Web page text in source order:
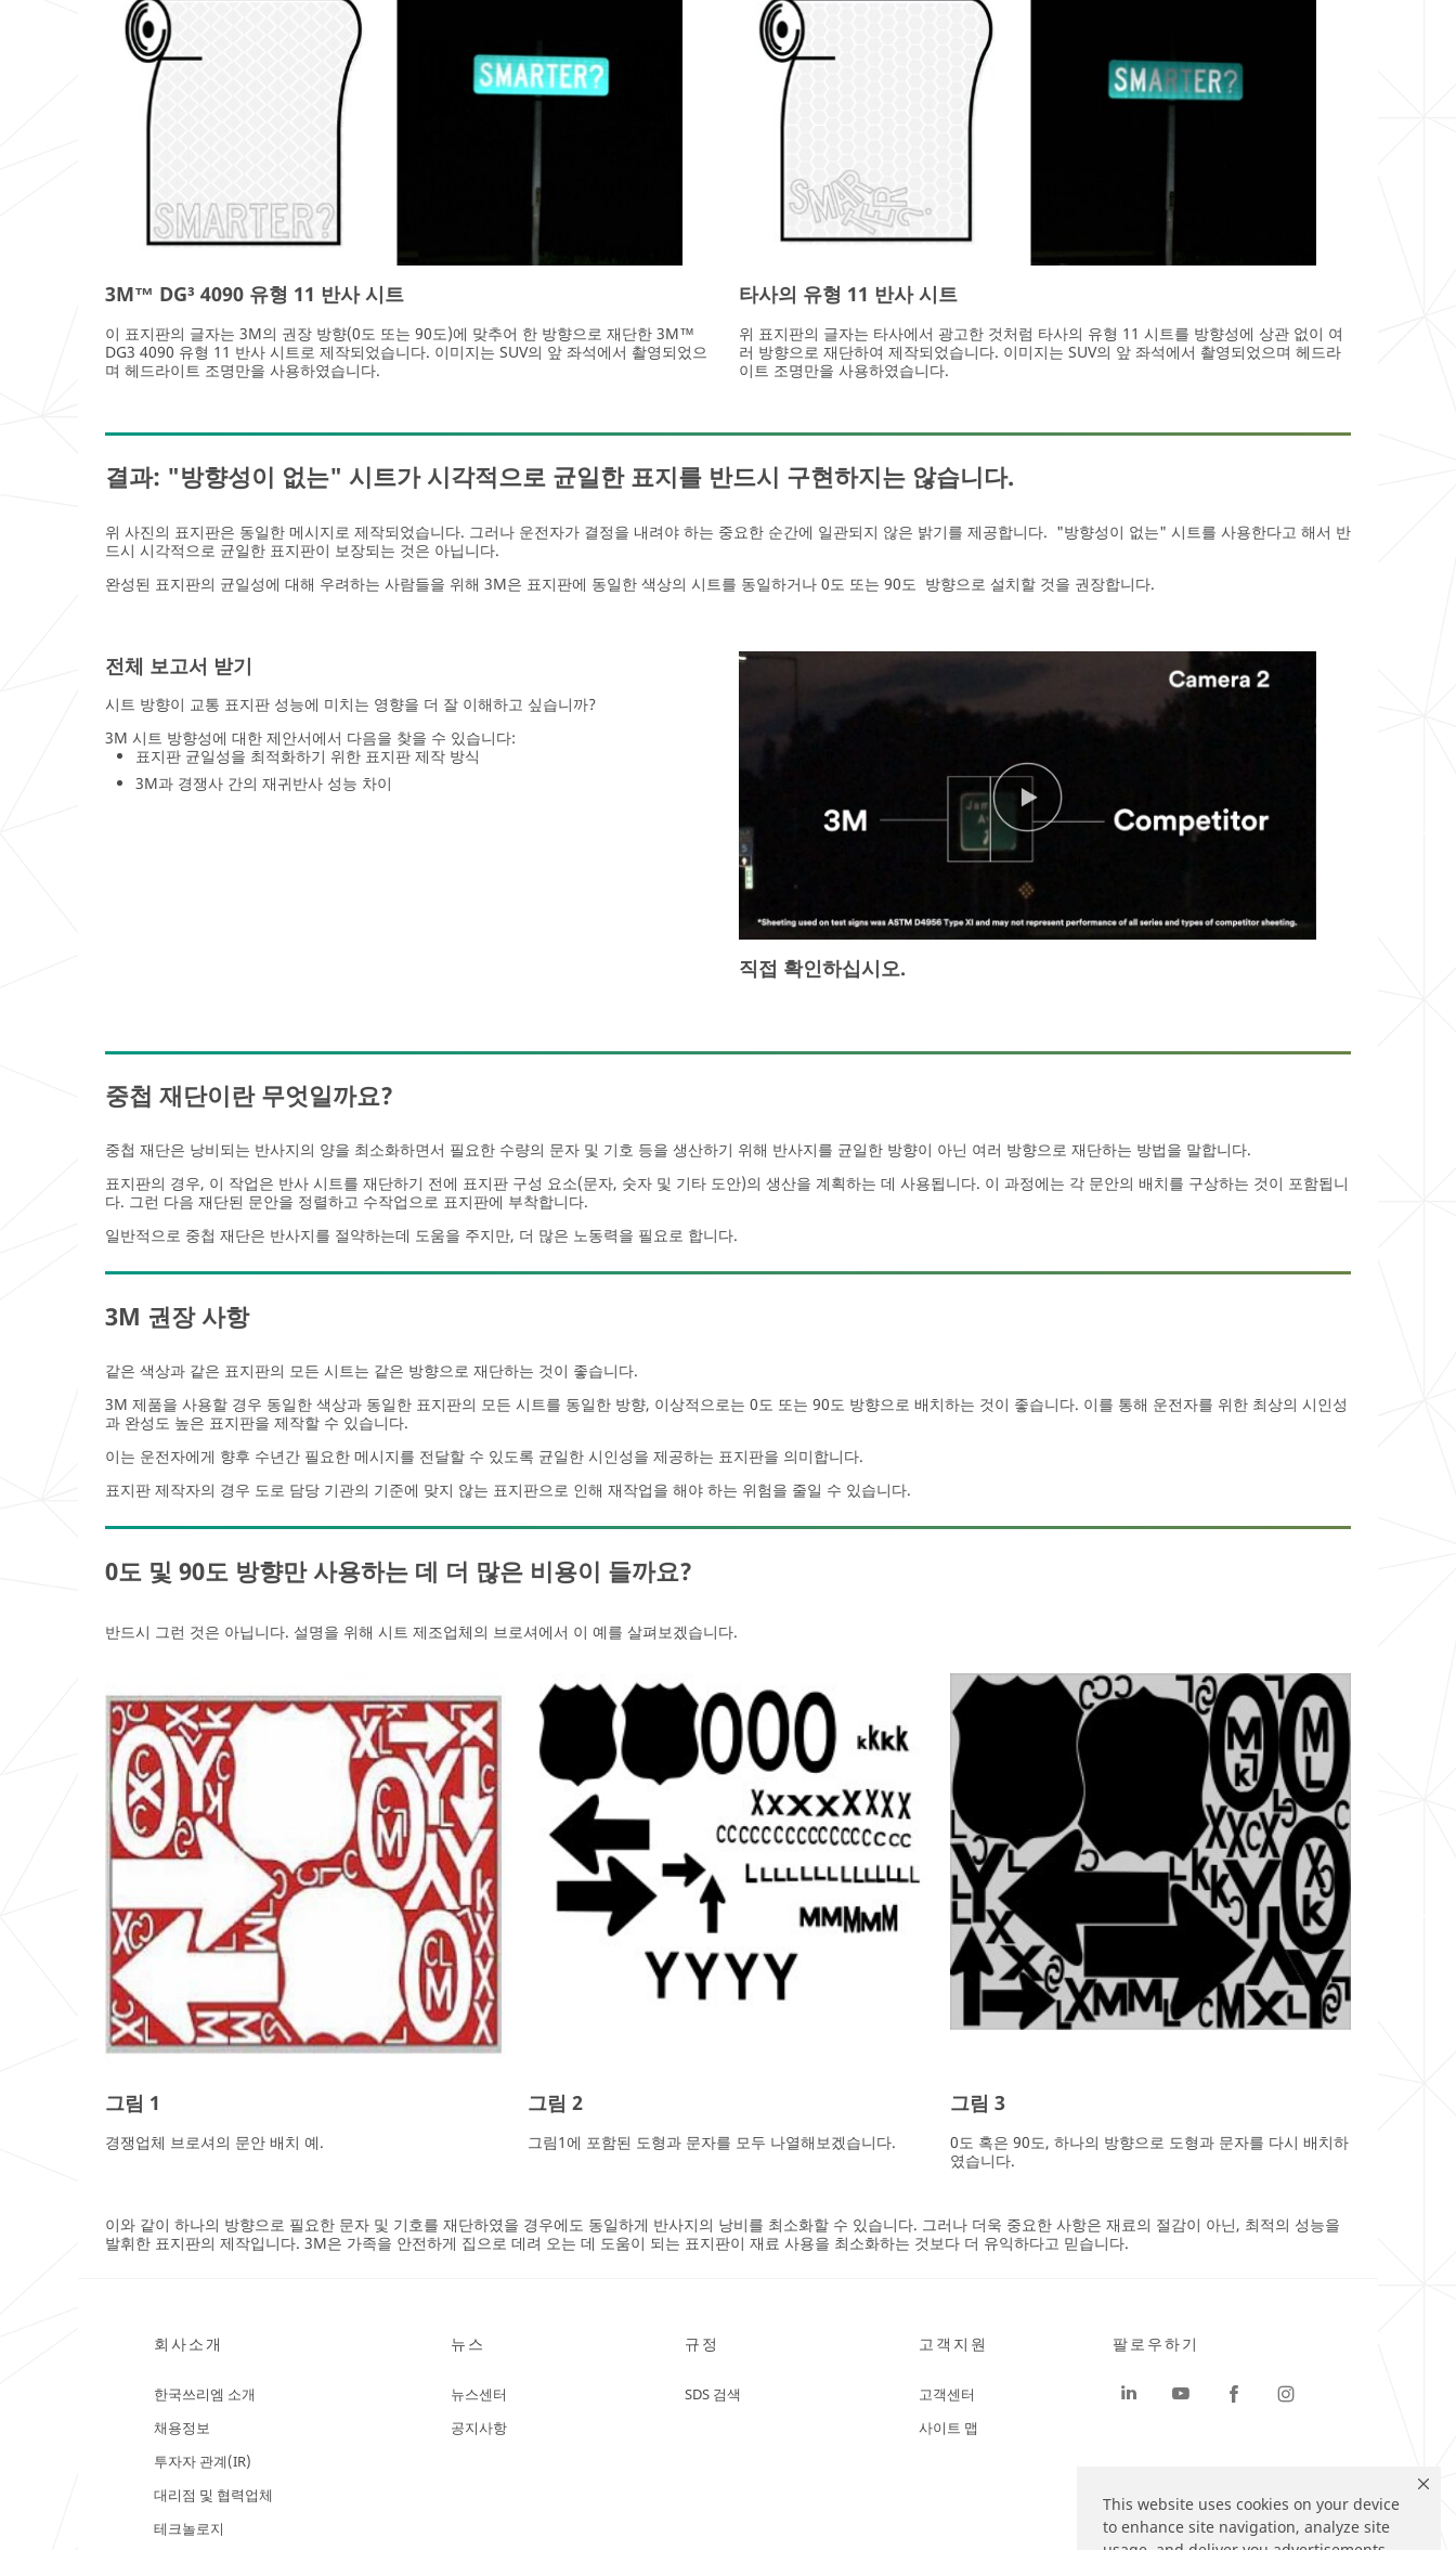
This website uses cookies on your device
to enhance site navigation, analyze site
3M™ DG³ 4090 유형 11 반사 시트
이 표지판의 글자는 3M의 권장 방향(0도 또는 90도)에 맞추어 한 방향으로 재단한 3M™
DG3 4090 유형 11 반사 시트로 제작되었습니다. 이미지는 SUV의 앞 좌석에서 촬영되었으
며 헤드라이트 조명만을 사용하였습니다.
타사의 유형 11 반사 시트
위 표지판의 글자는 타사에서 광고한 것처럼 타사의 유형 11 시트를 방향성에 상관 없이 여
러 방향으로 재단하여 제작되었습니다. 이미지는 SUV의 앞 좌석에서 촬영되었으며 헤드라
이트 조명만을 사용하였습니다.
결과: "방향성이 없는" 시트가 시각적으로 균일한 표지를 반드시 구현하지는 않습니다.
위 사진의 표지판은 동일한 메시지로 제작되었습니다. 그러나 운전자가 결정을 내려야 하는 중요한 순간에 일관되지 않은 밝기를 제공합니다. "방향성이 없는" 시트를 사용한다고 해서 반
드시 시각적으로 균일한 표지판이 보장되는 것은 아닙니다.
완성된 표지판의 균일성에 대해 우려하는 사람들을 위해 3M은 표지판에 동일한 색상의 시트를 동일하거나 0도 또는 90도 방향으로 설치할 것을 권장합니다.
전체 보고서 받기
시트 방향이 교통 표지판 성능에 미치는 영향을 더 잘 이해하고 싶습니까?
3M 시트 방향성에 대한 제안서에서 다음을 찾을 수 있습니다:
표지판 균일성을 최적화하기 위한 표지판 제작 방식
3M과 경쟁사 간의 재귀반사 성능 차이
직접 확인하십시오.
Close
All fields are
required unless
indicated optional
First Name
Last Name
Business
Email Address
Job Function
t
r
J
o
b
F
u
n
o
n
Business
O
t
h
e
r
B
n
s
s
T
y
p
Country/
Region
United States
Subscribe to
3M Road
3M takes your
privacy seriously.
3M and its
authorized third
parties will use
the information
ourPrivacy Policy
communications
product
information and
be stored on a
not consent to
this use of your
personal
information,
use this system.
Close
All fields are
required unless
indicated optional
First Name
Last Name
Business
Email Address
Job Function
t
r
J
o
b
F
u
n
o
n
Business
O
t
h
e
r
B
n
s
s
T
y
p
Country/
Region
United States
Subscribe to
3M Road
3M takes your
privacy seriously.
3M and its
authorized third
parties will use
the information
ourPrivacy Policy
communications
product
information and
be stored on a
not consent to
this use of your
personal
information,
use this system.
중첩 재단이란 무엇일까요?
중첩 재단은 낭비되는 반사지의 양을 최소화하면서 필요한 수량의 문자 및 기호 등을 생산하기 위해 반사지를 균일한 방향이 아닌 여러 방향으로 재단하는 방법을 말합니다.
표지판의 경우, 이 작업은 반사 시트를 재단하기 전에 표지판 구성 요소(문자, 숫자 및 기타 도안)의 생산을 계획하는 데 사용됩니다. 이 과정에는 각 문안의 배치를 구상하는 것이 포함됩니
다. 그런 다음 재단된 문안을 정렬하고 수작업으로 표지판에 부착합니다.
일반적으로 중첩 재단은 반사지를 절약하는데 도움을 주지만, 더 많은 노동력을 필요로 합니다.
3M 권장 사항
같은 색상과 같은 표지판의 모든 시트는 같은 방향으로 재단하는 것이 좋습니다.
3M 제품을 사용할 경우 동일한 색상과 동일한 표지판의 모든 시트를 동일한 방향, 이상적으로는 0도 또는 90도 방향으로 배치하는 것이 좋습니다. 이를 통해 운전자를 위한 최상의 시인성
과 완성도 높은 표지판을 제작할 수 있습니다.
이는 운전자에게 향후 수년간 필요한 메시지를 전달할 수 있도록 균일한 시인성을 제공하는 표지판을 의미합니다.
표지판 제작자의 경우 도로 담당 기관의 기준에 맞지 않는 표지판으로 인해 재작업을 해야 하는 위험을 줄일 수 있습니다.
0도 및 90도 방향만 사용하는 데 더 많은 비용이 들까요?
반드시 그런 것은 아닙니다. 설명을 위해 시트 제조업체의 브로셔에서 이 예를 살펴보겠습니다.
그림 1
경쟁업체 브로셔의 문안 배치 예.
그림 2
그림1에 포함된 도형과 문자를 모두 나열해보겠습니다.
그림 3
0도 혹은 90도, 하나의 방향으로 도형과 문자를 다시 배치하
였습니다.
이와 같이 하나의 방향으로 필요한 문자 및 기호를 재단하였을 경우에도 동일하게 반사지의 낭비를 최소화할 수 있습니다. 그러나 더욱 중요한 사항은 재료의 절감이 아닌, 최적의 성능을
발휘한 표지판의 제작입니다. 3M은 가족을 안전하게 집으로 데려 오는 데 도움이 되는 표지판이 재료 사용을 최소화하는 것보다 더 유익하다고 믿습니다.
회사소개
한국쓰리엠 소개
채용정보
투자자 관계(IR)
대리점 및 협력업체
테크놀로지
뉴스
뉴스센터
공지사항
규정
SDS 검색
고객지원
고객센터
사이트 맵
팔로우하기